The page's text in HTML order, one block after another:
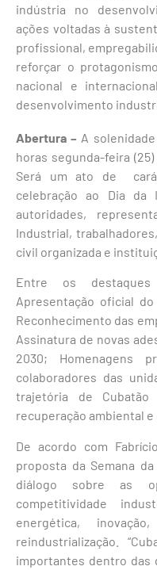
indústria no
ações voltadas à
profissional,
reforçar o
nacional e
desenvolvimento
Abertura – A
horas segunda-feira
Será um ato de
celebração ao Dia da
autoridades,
Industrial,
civil organizada e
Entre os destaques
Apresentação oficial do
Reconhecimento das
Assinatura de novas
2030; Homenagens
colaboradores das
trajetória de
recuperação ambiental
De acordo com
proposta da Semana
diálogo sobre as
competitividade
energética,
reindustrialização.
importantes dentro das